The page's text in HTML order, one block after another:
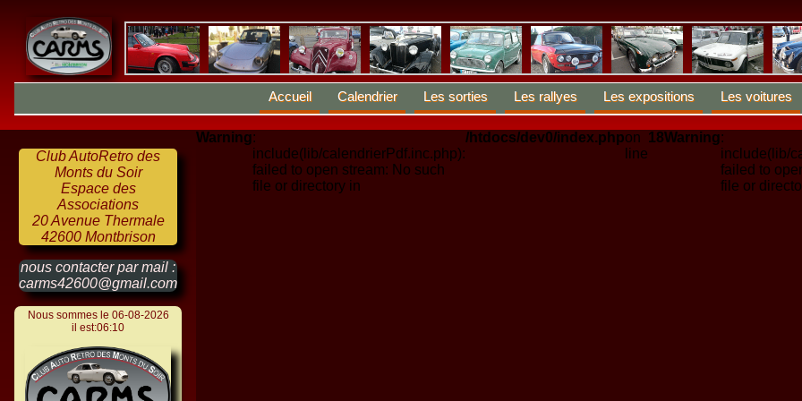
Accueil Calendrier Les sorties Les rallyes Les expositions Les voitures
Warning:
include(lib/calendrierPdf.inc.php):
failed to open stream: No such
file or directory in
/htdocs/dev0/index.phpon
line
18Warning:
include(lib/
failed to
file or
Club AutoRetro des
Monts du Soir
Espace des
Associations
20 Avenue Thermale
42600 Montbrison
nous contacter par mail :
carms42600@gmail.com
Nous sommes le 06-08-2026
il est:06:10